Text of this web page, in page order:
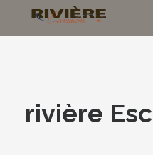
rivière